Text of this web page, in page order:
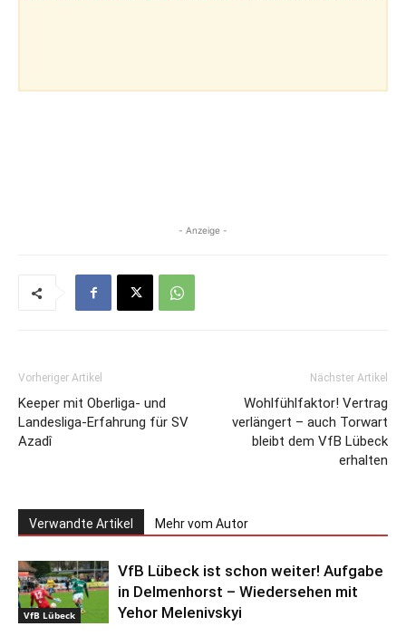
- Anzeige -
Vorheriger Artikel
Keeper mit Oberliga- und
Landesliga-Erfahrung für SV
Azadî
Nächster Artikel
Wohlfühlfaktor! Vertrag
verlängert – auch Torwart
bleibt dem VfB Lübeck
erhalten
Verwandte Artikel Mehr vom Autor
VfB Lübeck
VfB Lübeck ist schon weiter! Aufgabe
in Delmenhorst – Wiedersehen mit
Yehor Melenivskyi